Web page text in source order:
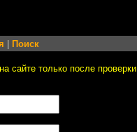
| Поиск
сайте только после проверки